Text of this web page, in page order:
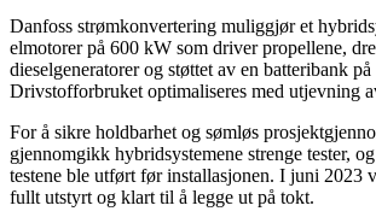
Danfoss strømkonvertering muliggjør et
elmotorer på 600 kW som driver propellene,
dieselgeneratorer og støttet av en batteribank
Drivstofforbruket optimaliseres med utjevning
For å sikre holdbarhet og sømløs
gjennomgikk hybridsystemene strenge tester,
testene ble utført før installasjonen. I juni 2023
fullt utstyrt og klart til å legge ut på tokt.